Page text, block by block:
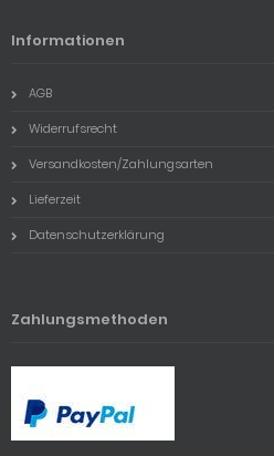
Informationen
AGB
Widerrufsrecht
Versandkosten/Zahlungsarten
Lieferzeit
Datenschutzerklärung
Zahlungsmethoden